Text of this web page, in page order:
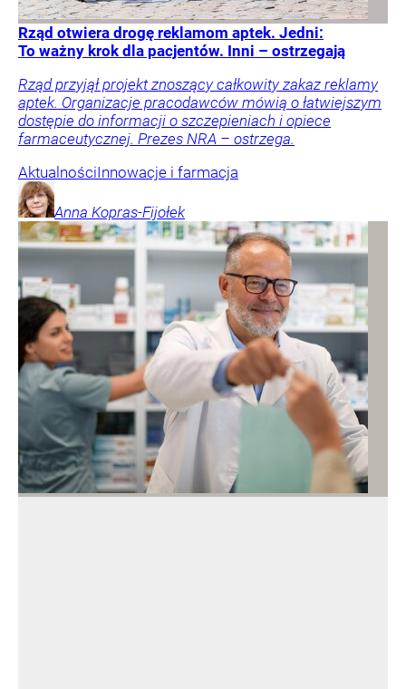
Rząd otwiera drogę reklamom aptek. Jedni:
To ważny krok dla pacjentów. Inni – ostrzegają
Rząd przyjął projekt znoszący całkowity zakaz reklamy
aptek. Organizacje pracodawców mówią o łatwiejszym
dostępie do informacji o szczepieniach i opiece
farmaceutycznej. Prezes NRA – ostrzega.
AktualnościInnowacje i farmacja
Anna Kopras-Fijołek